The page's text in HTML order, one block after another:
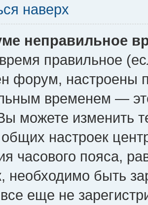
наверх
неправильное
правильное
форум, настроены
временем —
можете изменить
общих настроек
часового пояса,
необходимо быть
еще не